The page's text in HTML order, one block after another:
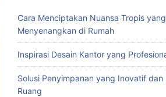
Cara Menciptakan Nuansa Tropis yang
Menyenangkan di Rumah
Inspirasi Desain Kantor yang
Solusi Penyimpanan yang Inovatif dan
Ruang